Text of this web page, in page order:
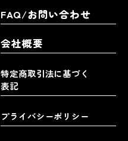
FAQ/お問い合わせ
会社概要
特定商取引法に基づく
表記
プライバシーポリシー